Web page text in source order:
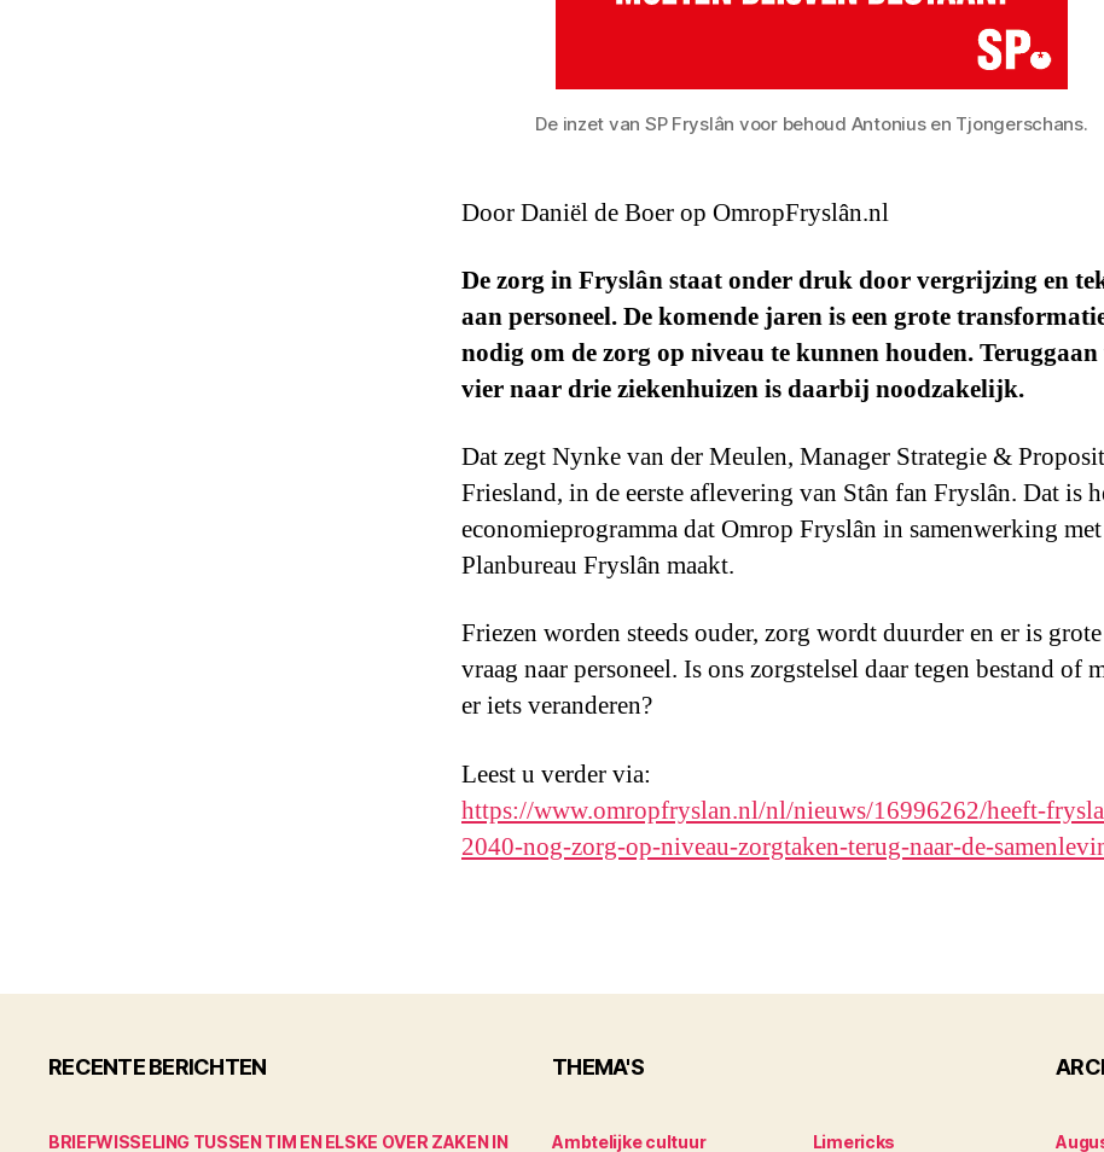
De inzet van SP Fryslân voor behoud Antonius en Tjongerschans.
Door Daniël de Boer op OmropFryslân.nl
De zorg in Fryslân staat onder druk door vergrijzing en
aan personeel. De komende jaren is een grote
nodig om de zorg op niveau te kunnen houden.
vier naar drie ziekenhuizen is daarbij noodzakelijk.
Dat zegt Nynke van der Meulen, Manager Strategie &
Friesland, in de eerste aflevering van Stân fan Fryslân. Dat is
economieprogramma dat Omrop Fryslân in samenwerking met
Planbureau Fryslân maakt.
Friezen worden steeds ouder, zorg wordt duurder en er is grote
vraag naar personeel. Is ons zorgstelsel daar tegen bestand of
er iets veranderen?
Leest u verder via:
https://www.omropfryslan.nl/nl/nieuws/16996262/heeft-
2040-nog-zorg-op-niveau-zorgtaken-terug-naar-de-
RECENTE BERICHTEN
BRIEFWISSELING TUSSEN TIM EN ELSKE OVER ZAKEN IN
THEMA'S
Ambtelijke cultuur
Limericks